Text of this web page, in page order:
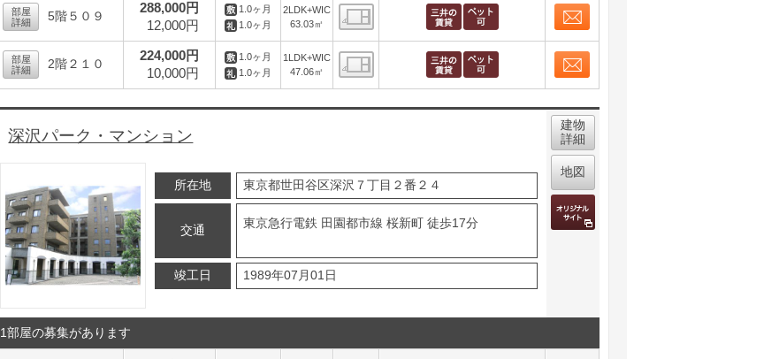
部屋
詳細
5階５０９
288,000円
12,000円
1.0ヶ月
1.0ヶ月
2LDK+WIC
63.03㎡
間取り表示
部屋
詳細
2階２１０
224,000円
10,000円
1.0ヶ月
1.0ヶ月
1LDK+WIC
47.06㎡
間取り表示
深沢パーク・マンション
所在地 東京都世田谷区深沢７丁目２番２４
交通
東京急行電鉄 田園都市線 桜新町 徒歩17分
竣工日 1989年07月01日
建物
詳細
地図
1部屋の募集があります